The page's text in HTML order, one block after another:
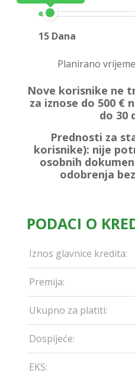
15 Dana
Planirano
Nove korisnike ne
za iznose do 500 €
do 30
Prednosti za
korisnike): nije
osobnih
odobrenja
PODACI O
Iznos glavnice kredita:
Premija:
Ukupno za platiti:
Dospijeće:
EKS: